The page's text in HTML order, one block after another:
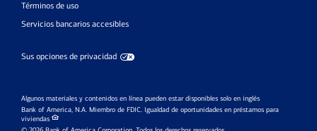
Términos de uso
Servicios bancarios accesibles
Sus opciones de privacidad
Algunos materiales y contenidos en línea pueden estar disponibles solo en inglés
Bank of America, N.A. Miembro de FDIC. Igualdad de oportunidades en préstamos para
viviendas